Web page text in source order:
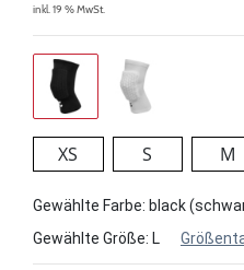
inkl. 19 % MwSt.
XS S M
Gewählte Farbe: black
Gewählte Größe: L